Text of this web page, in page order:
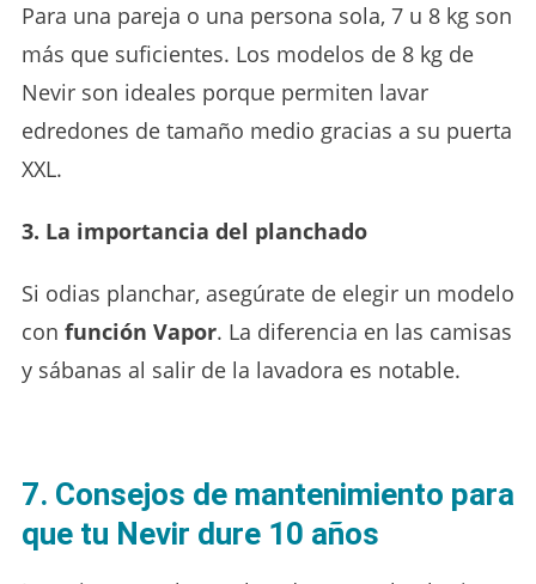
Para una pareja o una persona sola, 7 u 8 kg son
más que suficientes. Los modelos de 8 kg de
Nevir son ideales porque permiten lavar
edredones de tamaño medio gracias a su puerta
XXL.
3. La importancia del planchado
Si odias planchar, asegúrate de elegir un modelo
con función Vapor. La diferencia en las camisas
y sábanas al salir de la lavadora es notable.
7. Consejos de mantenimiento para
que tu Nevir dure 10 años